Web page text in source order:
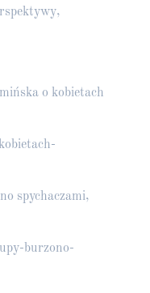
o kobietach
spychaczami,
burzono-